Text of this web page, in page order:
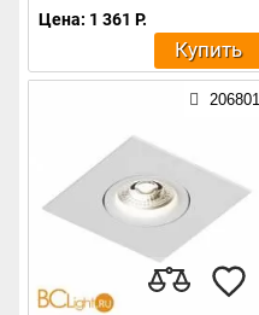
Цена: 1 361 Р.
Купить
206801